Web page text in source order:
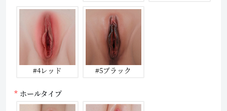
#4レッド #5ブラック
ホールタイプ